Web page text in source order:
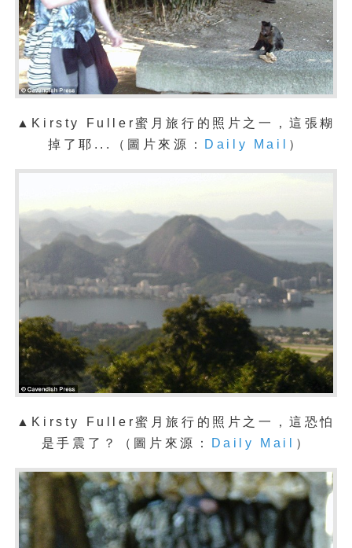
▲Kirsty Fuller蜜月旅行的照片之一，這張糊
掉了耶...（圖片來源：
Daily Mail ）
▲Kirsty Fuller蜜月旅行的照片之一，這恐怕
是手震了？（圖片來源：
Daily Mail ）